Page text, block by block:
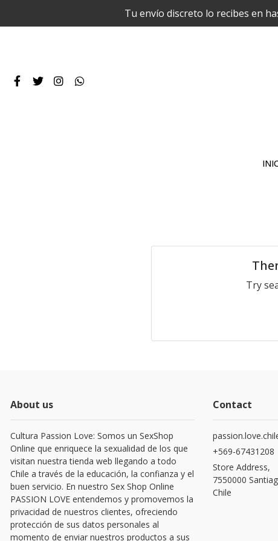
Tu envío discreto lo recibes en
Try
About us
Cultura Passion Love: Somos un SexShop
Online que enriquece la sexualidad de los que
visitan nuestra tienda web llegando a todo
Chile a través de la educación, la confianza y el
buen servicio. En nuestro Sex Shop Online
PASSION LOVE entendemos y promovemos la
privacidad de nuestros clientes, ofreciendo
protección de sus datos personales al
momento de enviar nuestros productos a sus
Contact
+569-67431208
Store Address,
7550000
Chile